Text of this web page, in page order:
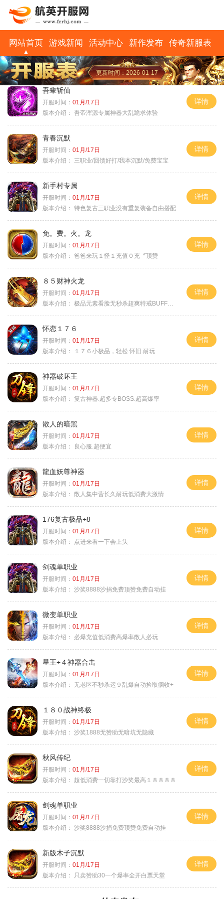
网站首页 游戏新闻 活动中心 新作发布 传奇新服表
更新时间：2026-01-17
吾辈斩仙
开服时间： 01月/17日
版本介绍： 吾帝浑源专属神器大乱跪求体验
详情
青春沉默
开服时间： 01月/17日
版本介绍：
三职业/回馈好打/我本沉默/免费宝宝
详情
新手村专属
开服时间： 01月/17日
版本介绍： 特色复古三职业没有重复装备自由搭配
详情
免。费。火。龙
开服时间： 01月/17日
版本介绍： 爸爸来玩１怪１充值０充〞顶赞
详情
８５财神火龙
开服时间： 01月/17日
版本介绍： 极品元素看脸无秒杀超爽特戒BUFF无合成
详情
怀恋１７６
开服时间： 01月/17日
版本介绍：
１７６小极品，轻松.怀旧.耐玩
详情
神器破坏王
开服时间： 01月/17日
版本介绍： 复古神器.超多专BOSS.超高爆率
详情
散人的暗黑
开服时间： 01月/17日
版本介绍：
良心服.超便宜
详情
龍血妖尊神器
开服时间： 01月/17日
版本介绍： 散人集中营长久耐玩低消费大激情
详情
176复古极品+8
开服时间： 01月/17日
版本介绍：
点进来看一下会上头
详情
剑魂单职业
开服时间： 01月/17日
版本介绍： 沙奖8888沙捐免费顶赞免费自动挂
详情
微变单职业
开服时间： 01月/17日
版本介绍：
必爆充值低消费高爆率散人必玩
详情
星王+４神器合击
开服时间： 01月/17日
版本介绍： 无老区不秒杀运９乱爆自动捡取徊收+
详情
１８０战神终极
开服时间： 01月/17日
版本介绍： 沙奖1888无赞助无暗坑无隐藏
详情
秋风传纪
开服时间： 01月/17日
版本介绍：
超低消费一切靠打沙奖最高１８８８８
详情
剑魂单职业
开服时间： 01月/17日
版本介绍： 沙奖8888沙捐免费顶赞免费自动挂
详情
新版木子沉默
开服时间： 01月/17日
版本介绍：
只卖赞助30一个爆率全开白票天堂
详情